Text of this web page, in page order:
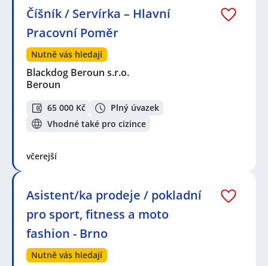
Číšník / Servírka – Hlavní
Pracovní Poměr
Nutně vás hledají
Blackdog Beroun s.r.o.
Beroun
65 000 Kč
Plný úvazek
Vhodné také pro cizince
včerejší
Asistent/ka prodeje / pokladní
pro sport, fitness a moto
fashion - Brno
Nutně vás hledají